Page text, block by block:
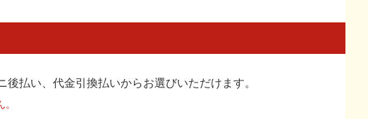
後払い、代金引換払いからお選びいただけます。